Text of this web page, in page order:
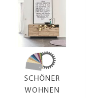
SCHÖNER
WOHNEN